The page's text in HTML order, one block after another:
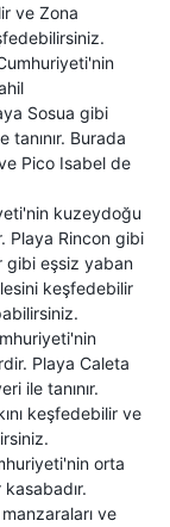
ve Zona
Sosua gibi
Burada
Pico Isabel de
kuzeydoğu
Playa Rincon gibi
gibi eşsiz yaban
keşfedebilir
Playa Caleta
ile tanınır.
keşfedebilir ve
orta
ve